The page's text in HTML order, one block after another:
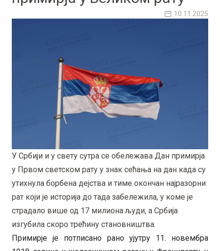
10.11.2025
У Србији и у свету сутра се обележава Дан примирја
у Првом светском рату у знак сећања на дан када су
утихнула борбена дејства и тиме окончан најразорни
рат који је историја до тада забележила, у коме је
страдало више од 17 милиона људи, а Србија
изгубила скоро трећину становништва.
Примирје је потписано рано ујутру 11. новембра